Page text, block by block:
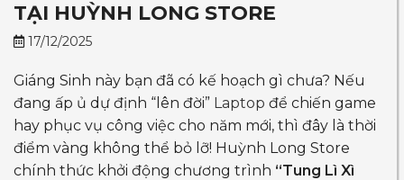
TẠI HUỲNH LONG STORE
17/12/2025
Giáng Sinh này bạn đã có kế hoạch gì chưa? Nếu
đang ấp ủ dự định “lên đời” Laptop để chiến game
hay phục vụ công việc cho năm mới, thì đây là thời
điểm vàng không thể bỏ lỡ! Huỳnh Long Store
chính thức khởi động chương trình “Tung Lì Xì